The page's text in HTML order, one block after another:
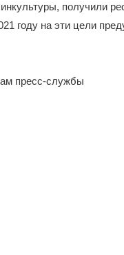
получили
году на эти цели
пресс-службы